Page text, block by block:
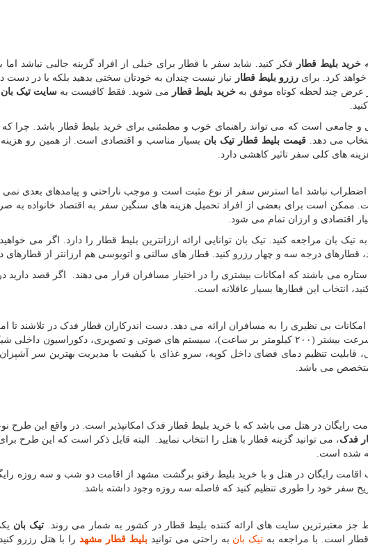
خرید بلیط قطار
فکر کنید. شاید سفر با قطار برای خیلی از افراد گزینه جالبی نباشد اما
خواهد کرد. برایرزرو بلیط قطار
نیاز نیست چندان به خودتان سختی بدهید بلکه با در
عرض چند لحظه کوتاه موفق بهخرید بلیط قطار می شوید. فقط کافیست به سایت تیک بان
و جامعی است که می تواند راهنمای خوب و مطمئنی برای خرید بلیط قطار باشد. چرا که با
می دهد.قیمت بلیط قطار تیک بان بسیار مناسب و اقتصادی است. از همین رو
های کلی سفر تاثیر کاهشی دارد.
نباشد اما استرس سفر از نوع مثبت است و موجب ناراحتی و پیامدهای بعدی نمی
است برای بعضی از افراد تحمیل هزینه های سنگین سفر به اقتصاد خانواده به
اقتصادی و ارزان تمام می شود.
تیک بان مراجعه کنید. تیک بان توانایی ارائه ارزانترین بلیط قطار را دارد. اگر می خواهید
قطارهای درجه سه و چهار رزرو کنید. قطار های سالنی و اتوبوسی هم ارزانتر از قطارهای
بلیط قطار های ۵ ستاره می باشند که امکانات بیشتری را در اختیار مسافران قرار می دهند. اگر قصد
انتخاب این قطارها بسیار عاقلانه است.
۵ ستاره است که امکانات بی نظیری را به مسافران ارائه می دهد. دست اندرکاران قطار فدک در تلاشند تا
هواپیما ارائه دهند. این امکانات شامل سرعت بیشتر (۲۰۰ کیلومتر بر ساعت)، سیستم های صوتی و تصویری،
قابلیت تنظیم دمای فضای داخل کوپه، سرو غذای با کیفیت با مدیریت بهترین سر
متخصص می باشد.
۵ ستاره فدک، اقامت رایگان در هتل می باشد که با خرید بلیط قطار فدک امکانپذیر است. در واقع این طرح
فدک، می توانید گزینه قطار با هتل را انتخاب نمایید. البته قابل ذکر است که این طرح
شده است.
رایگان در هتل و با خرید بلیط رفتو برگشت مشهد از اقامت دو شب و سه روزه
سفر خود را طوری تنظیم کنید که فاصله سه روزه وجود داشته باشد.
جز معتبرترین سایت های ارائه کننده بلیط قطار در کشور به شمار می روند. تیک بان
است. با مراجعه به تیک بان به راحتی می توانیدبلیط قطار مشهد را با هتل رزرو